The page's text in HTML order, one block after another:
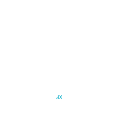
персональных данных